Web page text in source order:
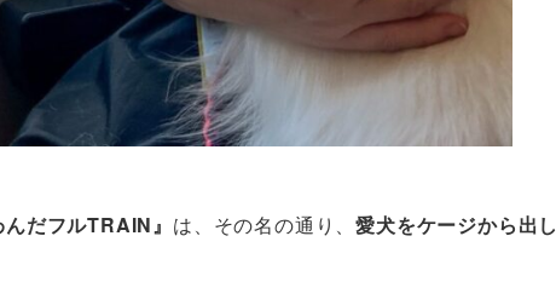
だフルTRAIN』 は、その名の通り、愛犬をケージから出し